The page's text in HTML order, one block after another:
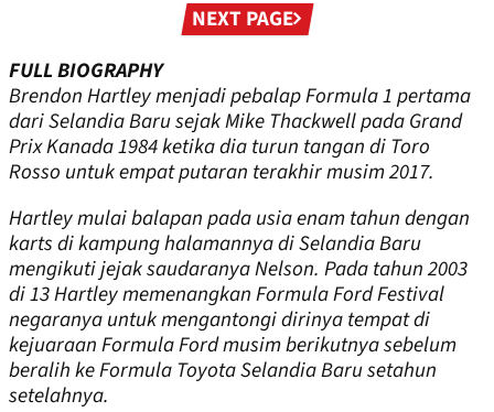
Next
page
NEXT PAGE
FULL BIOGRAPHY
Brendon Hartley menjadi pebalap Formula 1 pertama
dari Selandia Baru sejak Mike Thackwell pada Grand
Prix Kanada 1984 ketika dia turun tangan di Toro
Rosso untuk empat putaran terakhir musim 2017.
Hartley mulai balapan pada usia enam tahun dengan
karts di kampung halamannya di Selandia Baru
mengikuti jejak saudaranya Nelson. Pada tahun 2003
di 13 Hartley memenangkan Formula Ford Festival
negaranya untuk mengantongi dirinya tempat di
kejuaraan Formula Ford musim berikutnya sebelum
beralih ke Formula Toyota Selandia Baru setahun
setelahnya.